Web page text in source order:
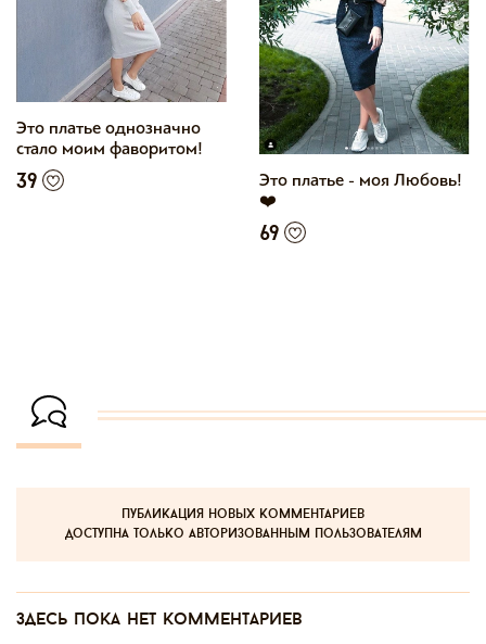
Это платье однозначно
стало моим фаворитом!
39
Это платье - моя Любовь!
❤️
69
публикация новых комментариев
доступна только авторизованным пользователям
Здесь пока нет комментариев